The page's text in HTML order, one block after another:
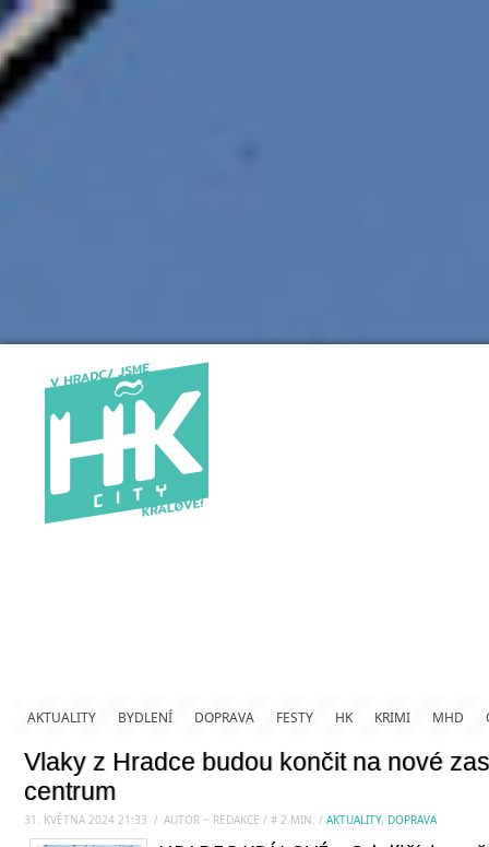
AKTUALITY BYDLENÍ DOPRAVA FESTY HK KRIMI MHD
Vlaky z Hradce budou končit na nové
centrum
31. KVĚTNA 2024 21:33 / AUTOR ~ REDAKCE / # 2 MIN. / AKTUALITY, DOPRAVA